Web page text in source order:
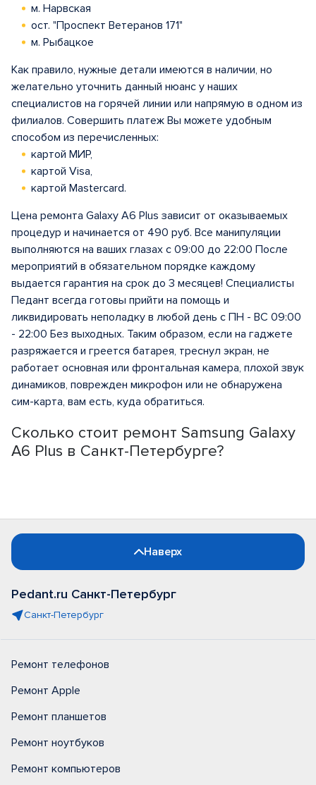
Сколько стоит ремонт Samsung Galaxy
A6 Plus в Санкт-Петербурге?
м. Нарвская
ост. "Проспект Ветеранов 171"
м. Рыбацкое
Как правило, нужные детали имеются в наличии, но
желательно уточнить данный нюанс у наших
специалистов на горячей линии или напрямую в одном из
филиалов. Совершить платеж Вы можете удобным
способом из перечисленных:
картой МИР,
картой Visa,
картой Mastercard.
Цена ремонта Galaxy A6 Plus зависит от оказываемых
процедур и начинается от 490 руб. Все манипуляции
выполняются на ваших глазах с 09:00 до 22:00 После
мероприятий в обязательном порядке каждому
выдается гарантия на срок до 3 месяцев! Специалисты
Педант всегда готовы прийти на помощь и
ликвидировать неполадку в любой день с ПН - ВС 09:00
- 22:00 Без выходных. Таким образом, если на гаджете
разряжается и греется батарея, треснул экран, не
работает основная или фронтальная камера, плохой звук
динамиков, поврежден микрофон или не обнаружена
сим-карта, вам есть, куда обратиться.
Наверх
Pedant.ru Санкт-Петербург
Санкт-Петербург
Ремонт телефонов
Ремонт Apple
Ремонт планшетов
Ремонт ноутбуков
Ремонт компьютеров